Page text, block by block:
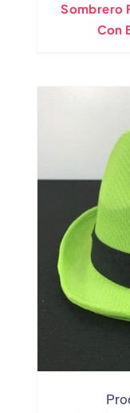
Sombrero
Con